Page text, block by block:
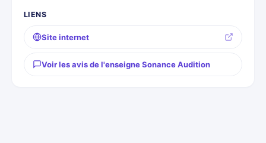
LIENS
Site internet
Voir les avis de l'enseigne Sonance Audition